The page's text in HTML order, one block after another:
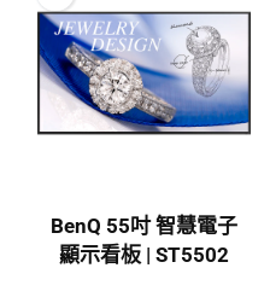
BenQ 55吋 智慧電子
顯示看板 | ST5502